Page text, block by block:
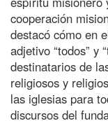
cooperación
destacó cómo en
adjetivo “todos” y
destinatarios de
religiosos y
las iglesias para
discursos del